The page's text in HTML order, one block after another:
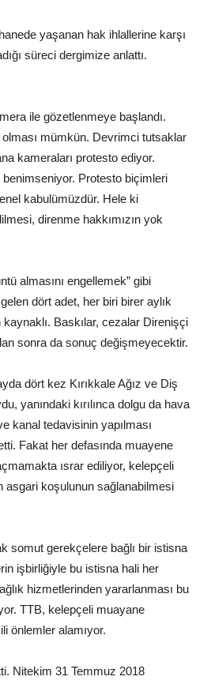
yaşanan hak ihlallerine karşı
süreci dergimize anlattı.
ile gözetlenmeye başlandı.
olması mümkün. Devrimci tutsaklar
kameraları protesto ediyor.
benimseniyor. Protesto biçimleri
kabulümüzdür. Hele ki
direnme hakkımızın yok
almasını engellemek” gibi
dört adet, her biri birer aylık
Baskılar, cezalar Direnişçi
sonra da sonuç değişmeyecektir.
dört kez Kırıkkale Ağız ve Diş
yanındaki kırılınca dolgu da hava
kanal tedavisinin yapılması
Fakat her defasında muayene
ısrar ediliyor, kelepçeli
asgari koşulunun sağlanabilmesi
somut gerekçelere bağlı bir istisna
işbirliğiyle bu istisna hali her
hizmetlerinden yararlanması bu
TTB, kelepçeli muayane
önlemler alamıyor.
Nitekim 31 Temmuz 2018